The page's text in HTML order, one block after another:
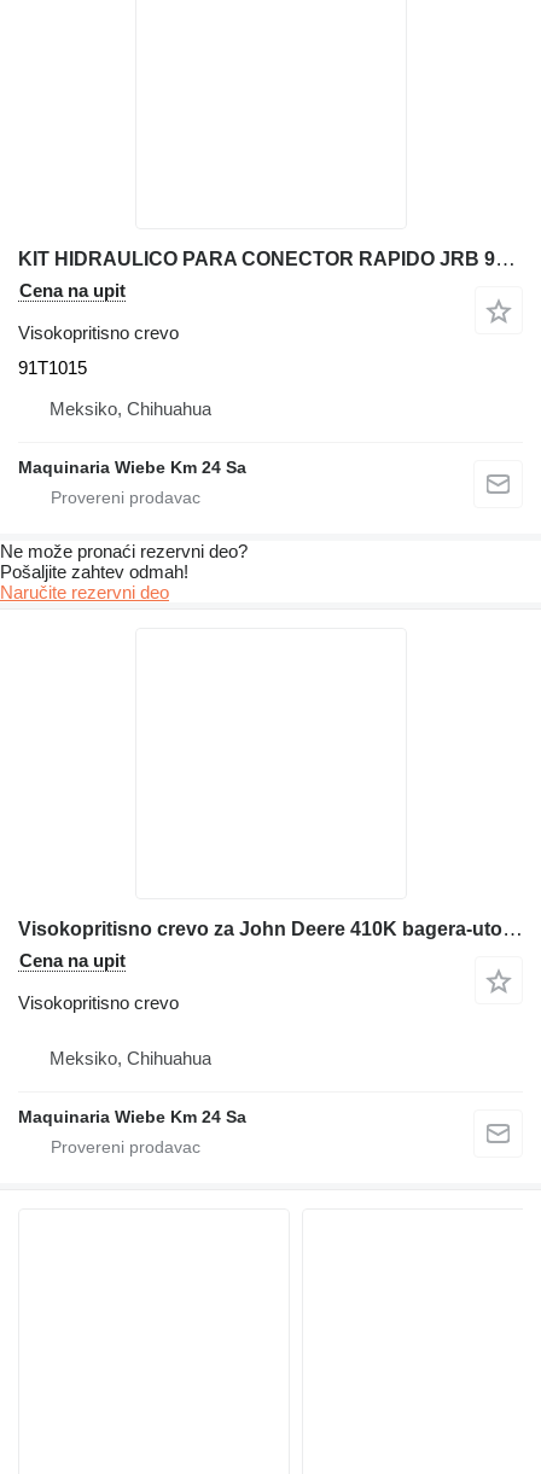
KIT HIDRAULICO PARA CONECTOR RAPIDO JRB 91T1015 visokopritisno crevo za John Deere 450LC bagera
Cena na upit
Visokopritisno crevo
91T1015
Meksiko, Chihuahua
Maquinaria Wiebe Km 24 Sa
Ne može pronaći rezervni dеo?
Pošaljite zahtev odmah!
Naručite rezervni dеo
Visokopritisno crevo za John Deere 410K bagera-utovarivača
Cena na upit
Visokopritisno crevo
Meksiko, Chihuahua
Maquinaria Wiebe Km 24 Sa